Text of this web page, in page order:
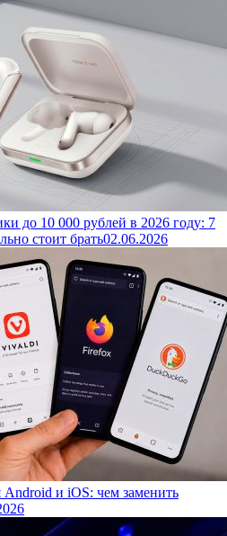
до 10 000 рублей в 2026 году: 7
стоит брать02.06.2026
и iOS: чем заменить